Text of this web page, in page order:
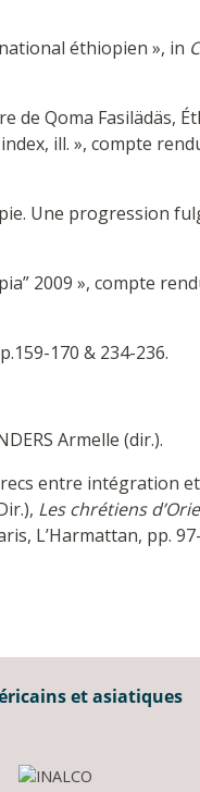
éthiopien », in
de Qoma Fasilädäs,
ill. », compte
Une progression
2009 », compte
170 & 234-236.
Armelle (dir.).
entre intégration et
Les chrétiens
L’Harmattan, pp.
et asiatiques